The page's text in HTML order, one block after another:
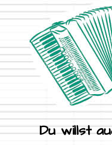
Du willst